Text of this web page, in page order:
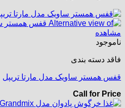
مشاهده
ناموجود
فاقد دسته بندی
قفس همستر ساویک مدل مارتا تریپل
Call for Price